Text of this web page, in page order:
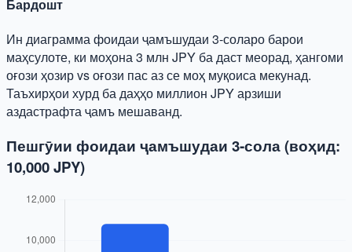
Бардошт
Ин диаграмма фоидаи ҷамъшудаи 3‑соларо барои
маҳсулоте, ки моҳона 3 млн JPY ба даст меорад, ҳангоми
оғози ҳозир vs оғози пас аз се моҳ муқоиса мекунад.
Таъхирҳои хурд ба даҳҳо миллион JPY арзиши
аздастрафта ҷамъ мешаванд.
Пешгӯии фоидаи ҷамъшудаи 3‑сола (воҳид:
10,000 JPY)